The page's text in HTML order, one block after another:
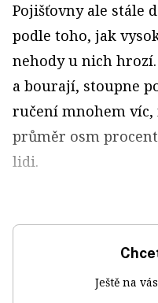
Pojišťovny ale stále
podle toho, jak
nehody u nich
a bourají, stoupne
ručení mnohem víc,
průměr osm
lidi.
Ještě na